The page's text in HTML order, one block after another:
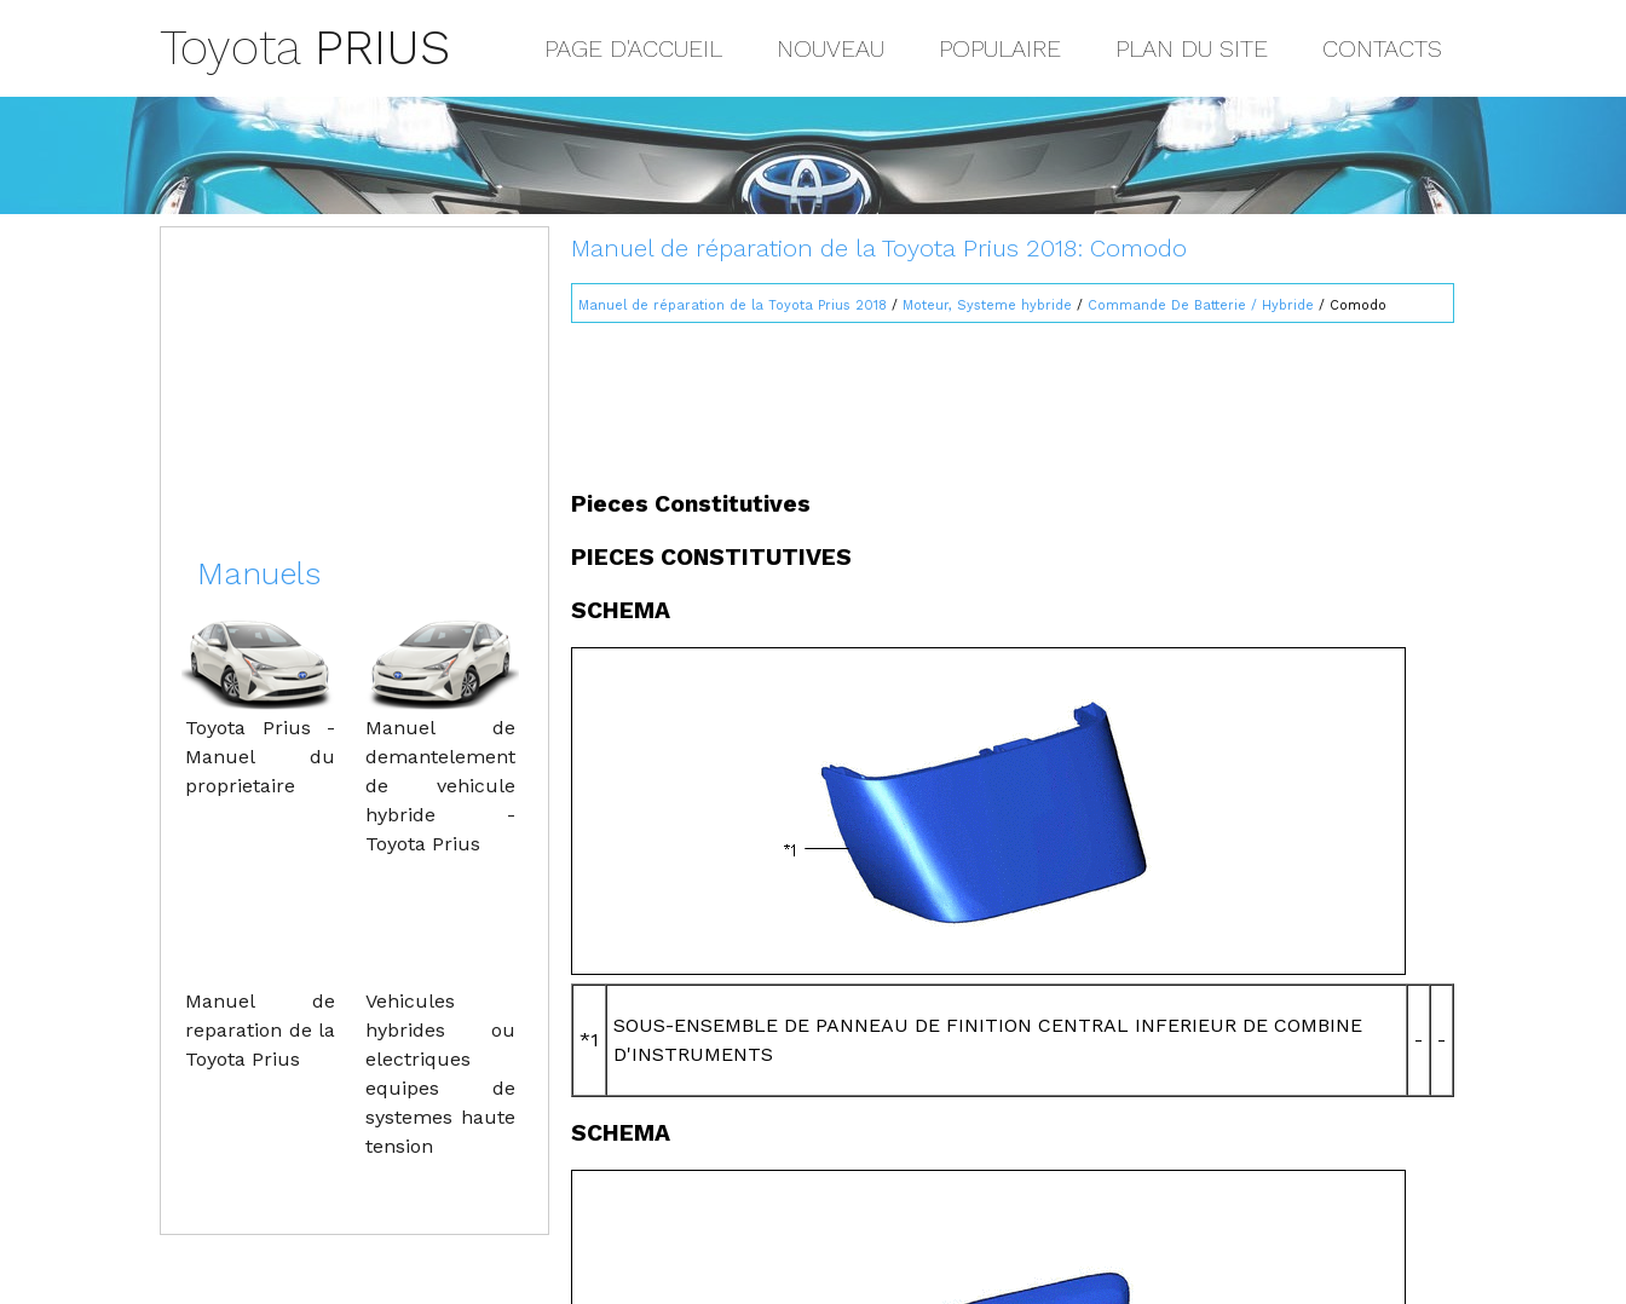
Toyota PRIUS PAGE D'ACCUEIL NOUVEAU POPULAIRE PLAN DU SITE CONTACTS
Manuel de réparation de la Toyota Prius 2018: Comodo
Manuel de réparation de la Toyota Prius 2018 / Moteur, Systeme hybride / Commande De Batterie / Hybride / Comodo
Pieces Constitutives
PIECES CONSTITUTIVES
SCHEMA
*1
SOUS-ENSEMBLE DE PANNEAU DE FINITION CENTRAL INFERIEUR DE COMBINE
D'INSTRUMENTS
- -
SCHEMA
Manuels
Toyota Prius -
Manuel du
proprietaire
Manuel de
demantelement
de vehicule
hybride -
Toyota Prius
Manuel de
reparation de la
Toyota Prius
Vehicules
hybrides ou
electriques
equipes de
systemes haute
tension